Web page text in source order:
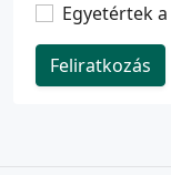
Egyetértek a
Feliratkozás